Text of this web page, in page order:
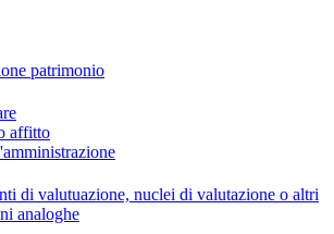
patrimonio
affitto
di valutuazione, nuclei di valutazione o altri
analoghe